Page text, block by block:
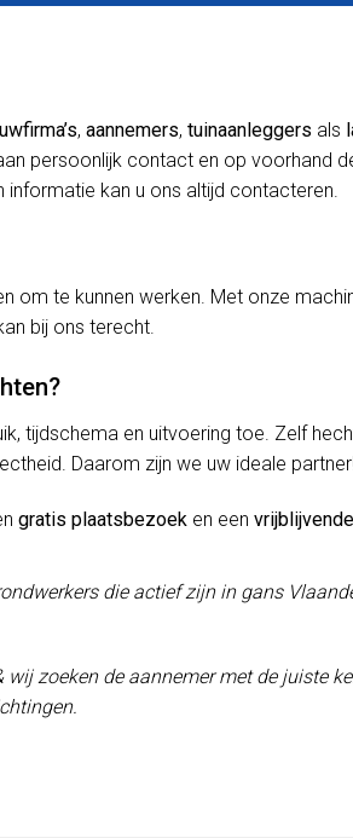
, aannemers, tuinaanleggers als
persoonlijk contact en op voorhand
informatie kan u ons altijd contacteren.
om te kunnen werken. Met onze
bij ons terecht.
tijdschema en uitvoering toe. Zelf
Daarom zijn we uw ideale
gratis plaatsbezoek en een
die actief zijn in gans
zoeken de aannemer met de juiste